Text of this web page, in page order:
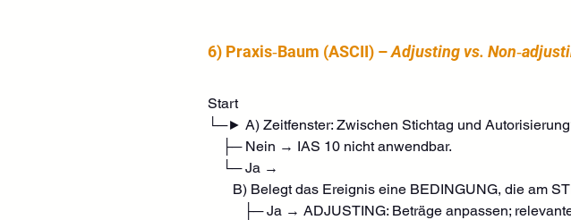
6) Praxis‑Baum (ASCII) – Adjusting vs.
Start
└─► A) Zeitfenster: Zwischen Stichtag und
├─ Nein → IAS 10 nicht anwendbar.
└─ Ja →
B) Belegt das Ereignis eine BEDINGUNG, die am
├─ Ja → ADJUSTING: Beträge anpassen; relevante